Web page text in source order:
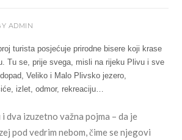
ADMIN
turista posjećuje prirodne bisere koji krase
Tu se, prije svega, misli na rijeku Plivu i sve
Veliko i Malo Plivsko jezero,
izlet, odmor, rekreaciju…
i dva izuzetno važna pojma – da je
pod vedrim nebom, čime se njegovi